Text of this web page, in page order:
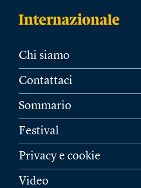
Chi siamo
Contattaci
Sommario
Festival
Privacy e cookie
Video